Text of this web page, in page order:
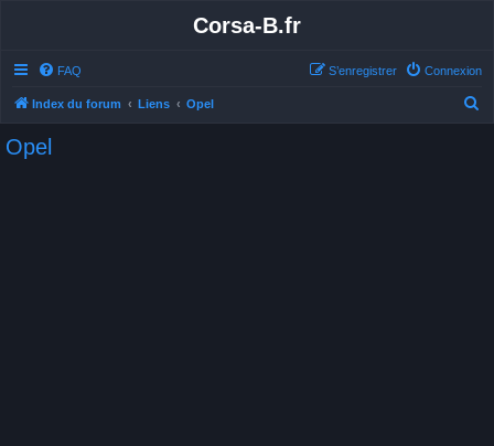
Corsa-B.fr
FAQ Connexion
S’enregistrer
Index du forum Liens Opel
Opel